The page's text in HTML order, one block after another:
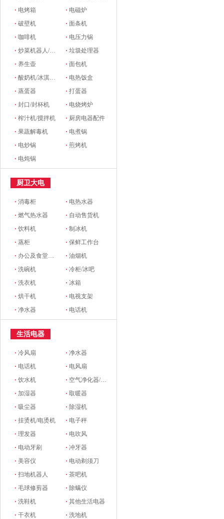
· 电烤箱 · 电磁炉
·破壁机 ·面条机
·咖啡机 · 电压力锅
·炒菜机器人/料理机 ·垃圾处理器
· 养生壶 ·面包机
·酸奶机/冰淇淋机 · 电热饭盒
·蒸蛋器 ·打蛋器
·封口/封杯机 · 电烧烤炉
·榨汁机/搅拌机 · 厨房电器配件
·果蔬解毒机 · 电煮锅
· 电炒锅 ·煎烤机
· 电炖锅
厨卫大电
·消毒柜 · 电热水器
·燃气热水器 · 自动售货机
·饮料机 ·制冰机
·蒸柜 ·保鲜工作台
· 办公及食堂开水器 ·油烟机
·洗碗机 ·冷柜/冰吧
·洗衣机 ·冰箱
·烘干机 · 电视支架
·净水器 · 电话机
生活电器
·冷风扇 ·净水器
· 电话机 · 电风扇
·饮水机 · 空气净化器/新风系统
· 加湿器 ·取暖器
·吸尘器 · 除湿机
·挂烫机/电烫机 · 电子秤
·理发器 · 电吹风
· 电动牙刷 ·冲牙器
·美容仪 · 电动剃须刀
·扫地机器人 ·茶吧机
·毛球修剪器 · 除螨仪
·洗鞋机 ·其他生活电器
·干衣机 ·洗地机